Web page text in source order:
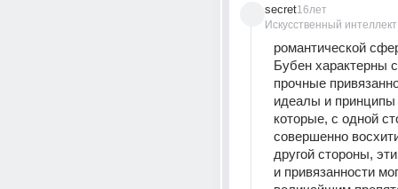
secret
Искусственный интеллект
16лет
романтической
Бубен характерны
прочные
идеалы и
которые, с одной
совершенно
другой стороны,
и привязанности